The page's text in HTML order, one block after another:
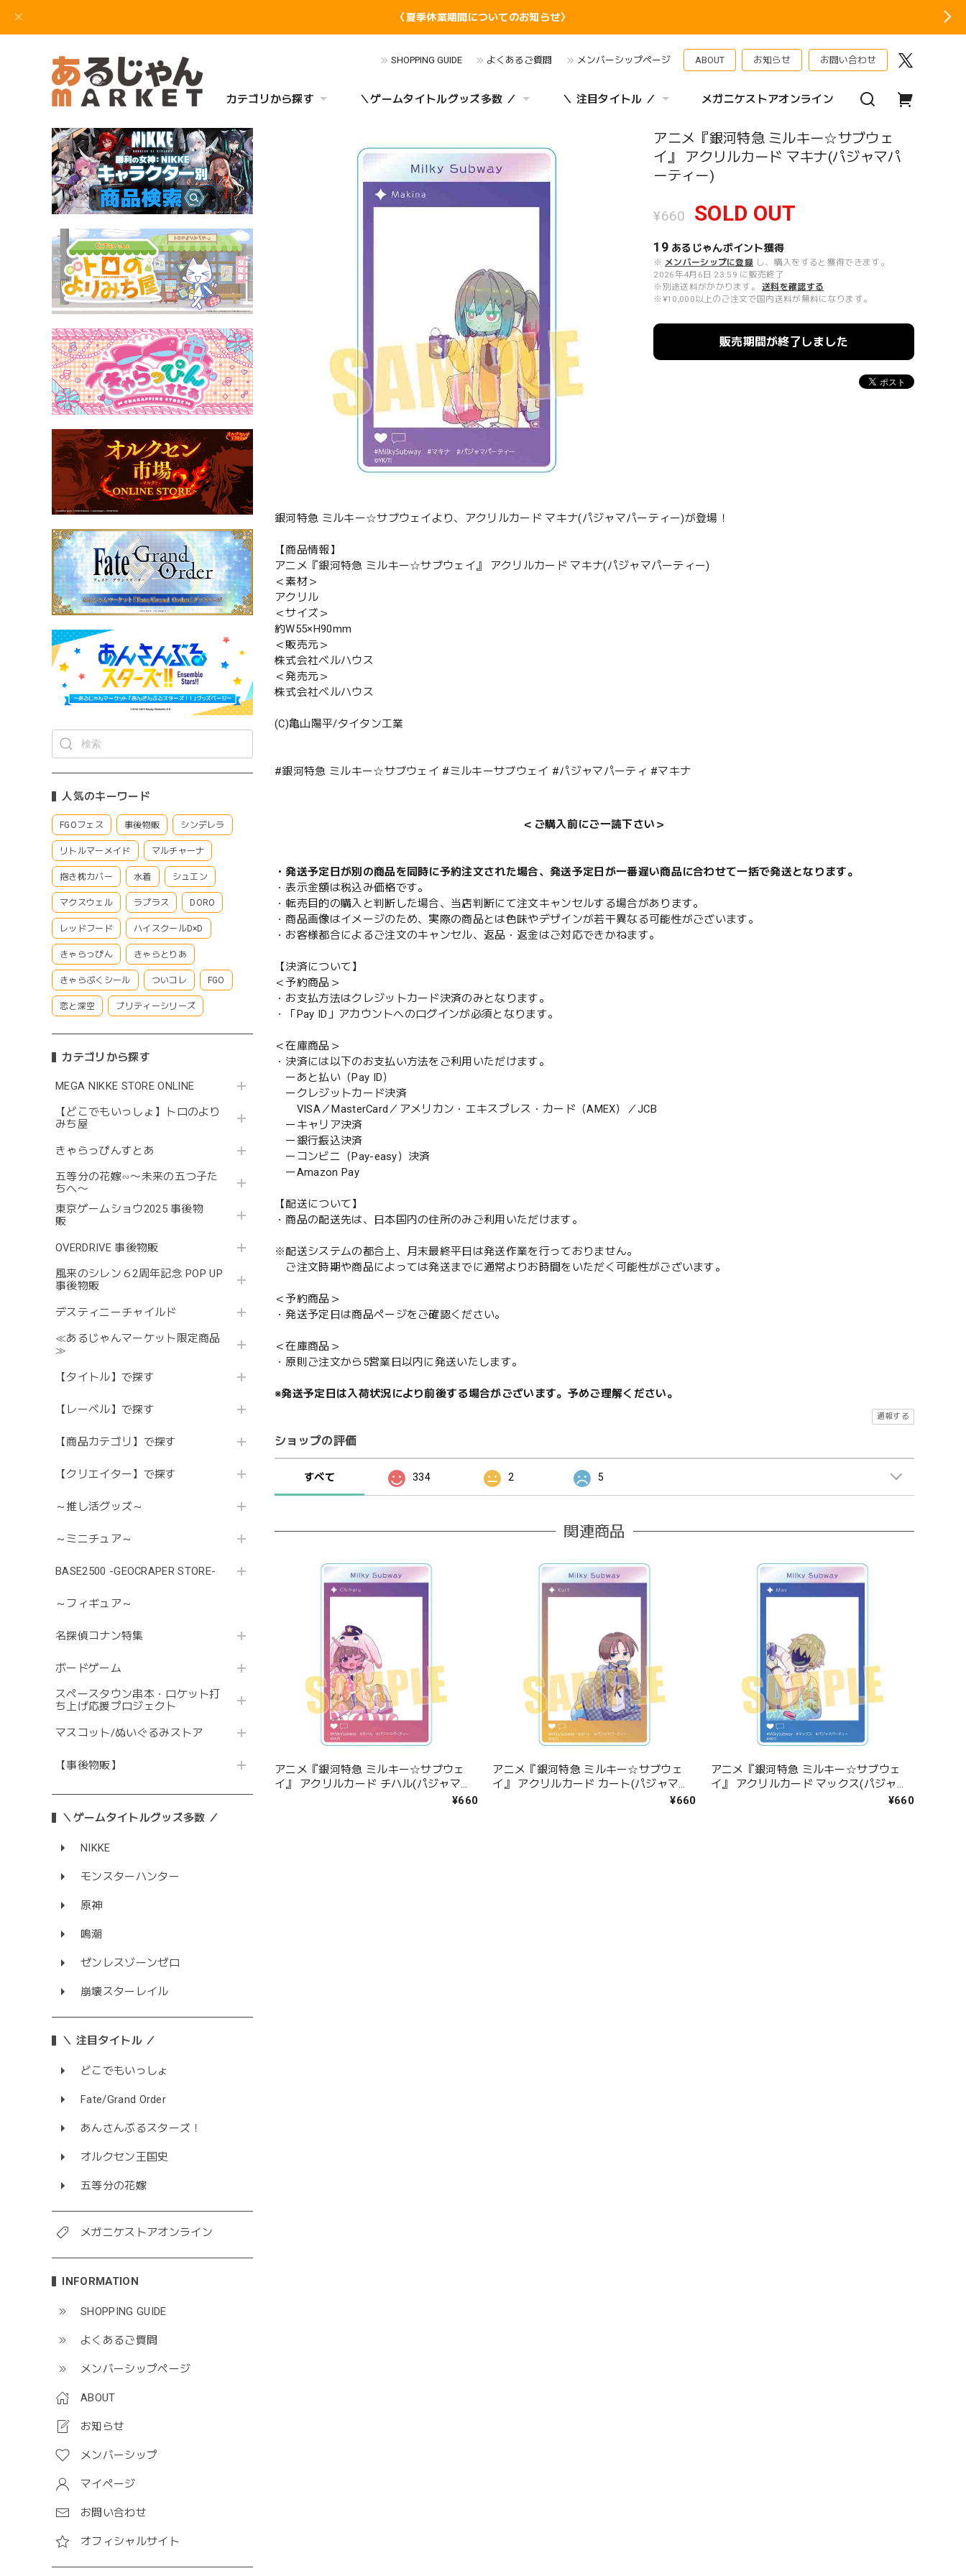
〈夏季休業期間についてのお知らせ〉
SHOPPING GUIDE よくあるご質問 メンバーシップページ ABOUT お知らせ お問い合わせ
カテゴリから探す ＼ゲームタイトルグッズ多数 ／ ＼ 注目タイトル ／ メガニケストアオンライン
人気のキーワード
FGOフェス 事後物販 シンデレラ
リトルマーメイド マルチャーナ
抱き枕カバー 水着 シュエン
マクスウェル ラプラス DORO
レッドフード ハイスクールD×D
きゃらっぴん きゃらとりあ
きゃらぷくシール ついコレ FGO
恋と深空 プリティーシリーズ
カテゴリから探す
MEGA NIKKE STORE ONLINE
【どこでもいっしょ】トロのより
みち屋
きゃらっぴんすとあ
五等分の花嫁∽〜未来の五つ子た
ちへ〜
東京ゲームショウ2025 事後物
販
OVERDRIVE 事後物販
風来のシレン６2周年記念 POP UP
事後物販
デスティニーチャイルド
≪あるじゃんマーケット限定商品
≫
【タイトル】で探す
【レーベル】で探す
【商品カテゴリ】で探す
【クリエイター】で探す
～推し活グッズ～
～ミニチュア～
BASE2500 -GEOCRAPER STORE-
～フィギュア～
名探偵コナン特集
ボードゲーム
スペースタウン串本・ロケット打
ち上げ応援プロジェクト
マスコット/ぬいぐるみストア
【事後物販】
＼ゲームタイトルグッズ多数 ／
NIKKE
モンスターハンター
原神
鳴潮
ゼンレスゾーンゼロ
崩壊スターレイル
＼ 注目タイトル ／
どこでもいっしょ
Fate/Grand Order
あんさんぶるスターズ！
オルクセン王国史
五等分の花嫁
メガニケストアオンライン
INFORMATION
SHOPPING GUIDE
よくあるご質問
メンバーシップページ
ABOUT
お知らせ
メンバーシップ
マイページ
お問い合わせ
オフィシャルサイト
アニメ『銀河特急 ミルキー☆サブウェ
イ』 アクリルカード マキナ(パジャマパ
ーティー)
¥660 SOLD OUT
19 あるじゃんポイント獲得
※ メンバーシップに登録 し、購入をすると獲得できます。
2026年4月6日 23:59 に販売終了
※別途送料がかかります。
送料を確認する
※¥10,000以上のご注文で国内送料が無料になります。
販売期間が終了しました
銀河特急 ミルキー☆サブウェイより、アクリルカード マキナ(パジャマパーティー)が登場！
【商品情報】
アニメ『銀河特急 ミルキー☆サブウェイ』 アクリルカード マキナ(パジャマパーティー)
＜素材＞
アクリル
＜サイズ＞
約W55×H90mm
＜販売元＞
株式会社ベルハウス
＜発売元＞
株式会社ベルハウス
(C)亀山陽平/タイタン工業
#銀河特急 ミルキー☆サブウェイ #ミルキーサブウェイ #パジャマパーティ #マキナ
＜ご購入前にご一読下さい＞
・発送予定日が別の商品を同時に予約注文された場合、発送予定日が一番遅い商品に合わせて一括で発送となります。
・表示金額は税込み価格です。
・転売目的の購入と判断した場合、当店判断にて注文キャンセルする場合があります。
・商品画像はイメージのため、実際の商品とは色味やデザインが若干異なる可能性がございます。
・お客様都合によるご注文のキャンセル、返品・返金はご対応できかねます。
【決済について】
＜予約商品＞
・お支払方法はクレジットカード決済のみとなります。
・「Pay ID」アカウントへのログインが必須となります。
＜在庫商品＞
・決済には以下のお支払い方法をご利用いただけます。
ーあと払い（Pay ID）
ークレジットカード決済
VISA／MasterCard／アメリカン・エキスプレス・カード（AMEX）／JCB
ーキャリア決済
ー銀行振込決済
ーコンビニ（Pay-easy）決済
ーAmazon Pay
【配送について】
・商品の配送先は、日本国内の住所のみご利用いただけます。
※配送システムの都合上、月末最終平日は発送作業を行っておりません。
ご注文時期や商品によっては発送までに通常よりお時間をいただく可能性がございます。
＜予約商品＞
・発送予定日は商品ページをご確認ください。
＜在庫商品＞
・原則ご注文から5営業日以内に発送いたします。
※発送予定日は入荷状況により前後する場合がございます。予めご理解ください。
通報する
ショップの評価
すべて 334 2 5
関連商品
アニメ『銀河特急 ミルキー☆サブウェ
イ』 アクリルカード チハル(パジャマパ
¥660
アニメ『銀河特急 ミルキー☆サブウェ
イ』 アクリルカード カート(パジャマパ
¥660
アニメ『銀河特急 ミルキー☆サブウェ
イ』 アクリルカード マックス(パジャマ
¥660